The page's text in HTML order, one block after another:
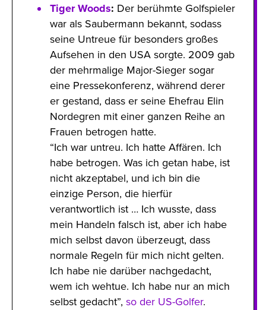
Tiger Woods: Der berühmte Golfspieler
war als Saubermann bekannt, sodass
seine Untreue für besonders großes
Aufsehen in den USA sorgte. 2009 gab
der mehrmalige Major-Sieger sogar
eine Pressekonferenz, während derer
er gestand, dass er seine Ehefrau Elin
Nordegren mit einer ganzen Reihe an
Frauen betrogen hatte.
“Ich war untreu. Ich hatte Affären. Ich
habe betrogen. Was ich getan habe, ist
nicht akzeptabel, und ich bin die
einzige Person, die hierfür
verantwortlich ist … Ich wusste, dass
mein Handeln falsch ist, aber ich habe
mich selbst davon überzeugt, dass
normale Regeln für mich nicht gelten.
Ich habe nie darüber nachgedacht,
wem ich wehtue. Ich habe nur an mich
selbst gedacht”, so der US-Golfer.